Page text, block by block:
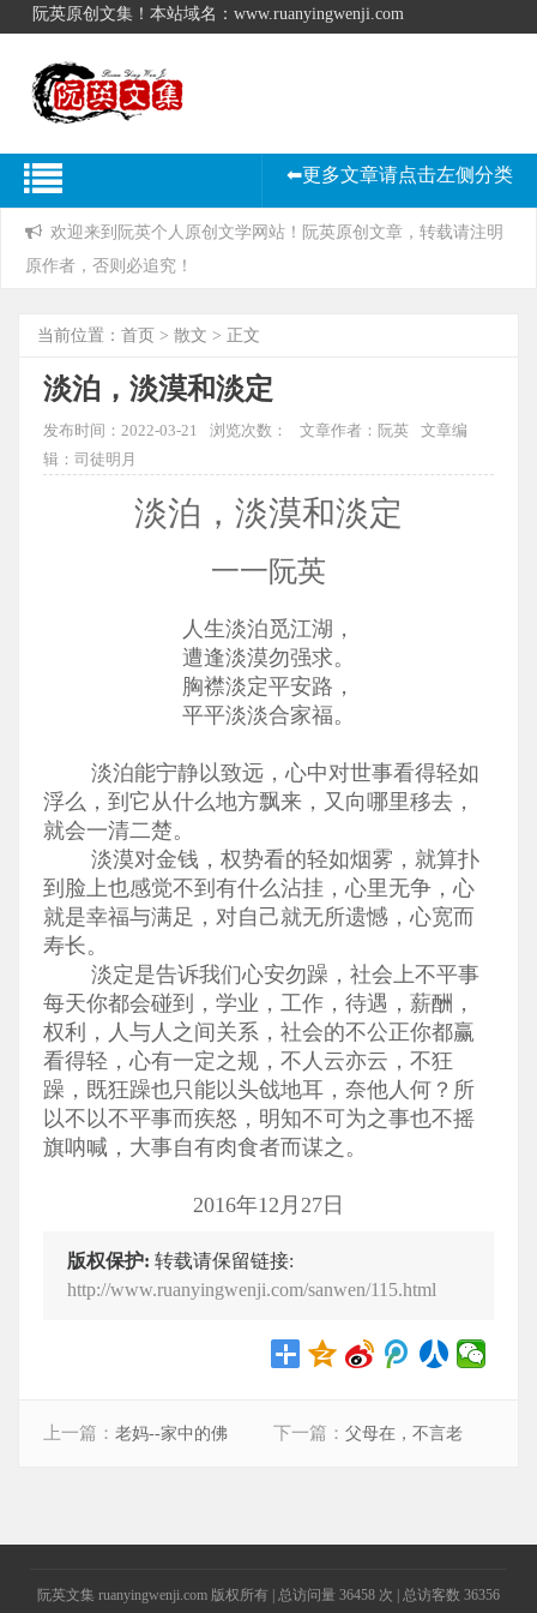
阮英原创文集！本站域名：www.ruanyingwenji.com
⬅更多文章请点击左侧分类
欢迎来到阮英个人原创文学网站！阮英原创文章，转载请注明
原作者，否则必追究！
当前位置： 首页 > 散文 > 正文
淡泊，淡漠和淡定
发布时间：2022-03-21 浏览次数： 文章作者：阮英
文章编
辑：司徒明月
淡泊，淡漠和淡定
一一阮英
人生淡泊觅江湖，
遭逢淡漠勿强求。
胸襟淡定平安路，
平平淡淡合家福。
淡泊能宁静以致远，心中对世事看得轻如
浮么，到它从什么地方飘来，又向哪里移去，
就会一清二楚。
淡漠对金钱，权势看的轻如烟雾，就算扑
到脸上也感觉不到有什么沾挂，心里无争，心
就是幸福与满足，对自己就无所遗憾，心宽而
寿长。
淡定是告诉我们心安勿躁，社会上不平事
每天你都会碰到，学业，工作，待遇，薪酬，
权利，人与人之间关系，社会的不公正你都赢
看得轻，心有一定之规，不人云亦云，不狂
躁，既狂躁也只能以头戗地耳，奈他人何？所
以不以不平事而疾怒，明知不可为之事也不摇
旗呐喊，大事自有肉食者而谋之。
2016年12月27日
版权保护: 转载请保留链接:
http://www.ruanyingwenji.com/sanwen/115.html
上一篇： 老妈--家中的佛 下一篇： 父母在，不言老
阮英文集 ruanyingwenji.com 版权所有 | 总访问量 36458 次 | 总访客数 36356